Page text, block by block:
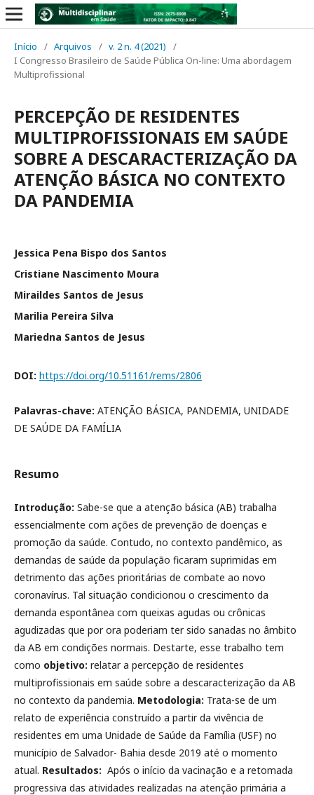
Início / Arquivos / v. 2 n. 4 (2021)
/
I Congresso Brasileiro de Saúde Pública On-line: Uma abordagem
Multiprofissional
PERCEPÇÃO DE RESIDENTES
MULTIPROFISSIONAIS EM SAÚDE
SOBRE A DESCARACTERIZAÇÃO DA
ATENÇÃO BÁSICA NO CONTEXTO
DA PANDEMIA
Jessica Pena Bispo dos Santos
Cristiane Nascimento Moura
Miraildes Santos de Jesus
Marilia Pereira Silva
Mariedna Santos de Jesus
DOI: https://doi.org/10.51161/rems/2806
Palavras-chave: ATENÇÃO BÁSICA, PANDEMIA, UNIDADE
DE SAÚDE DA FAMÍLIA
Resumo
Introdução: Sabe-se que a atenção básica (AB) trabalha
essencialmente com ações de prevenção de doenças e
promoção da saúde. Contudo, no contexto pandêmico, as
demandas de saúde da população ficaram suprimidas em
detrimento das ações prioritárias de combate ao novo
coronavírus. Tal situação condicionou o crescimento da
demanda espontânea com queixas agudas ou crônicas
agudizadas que por ora poderiam ter sido sanadas no âmbito
da AB em condições normais. Destarte, esse trabalho tem
como objetivo: relatar a percepção de residentes
multiprofissionais em saúde sobre a descaracterização da AB
no contexto da pandemia. Metodologia: Trata-se de um
relato de experiência construído a partir da vivência de
residentes em uma Unidade de Saúde da Família (USF) no
município de Salvador- Bahia desde 2019 até o momento
atual. Resultados: Após o início da vacinação e a retomada
progressiva das atividades realizadas na atenção primária a